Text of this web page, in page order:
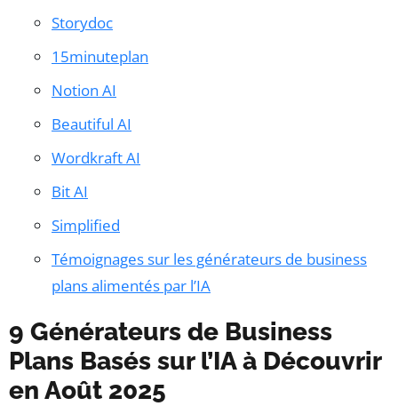
Storydoc
15minuteplan
Notion AI
Beautiful AI
Wordkraft AI
Bit AI
Simplified
Témoignages sur les générateurs de business
plans alimentés par l’IA
9 Générateurs de Business
Plans Basés sur l’IA à Découvrir
en Août 2025